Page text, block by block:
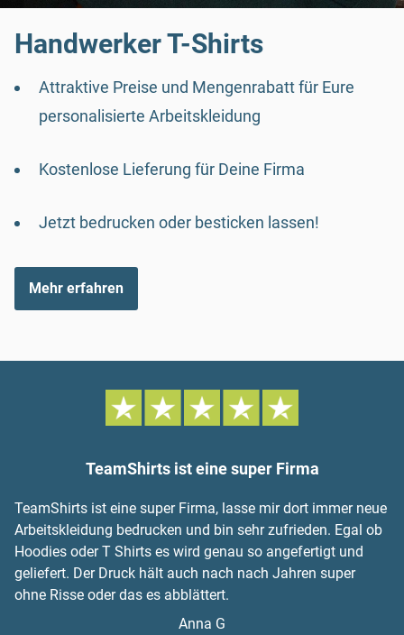
Handwerker T-Shirts
Attraktive Preise und Mengenrabatt für Eure
personalisierte Arbeitskleidung
Kostenlose Lieferung für Deine Firma
Jetzt bedrucken oder besticken lassen!
Mehr erfahren
TeamShirts ist eine super Firma
TeamShirts ist eine super Firma, lasse mir dort immer neue
Arbeitskleidung bedrucken und bin sehr zufrieden. Egal ob
Hoodies oder T Shirts es wird genau so angefertigt und
geliefert. Der Druck hält auch nach nach Jahren super
ohne Risse oder das es abblättert.
Anna G